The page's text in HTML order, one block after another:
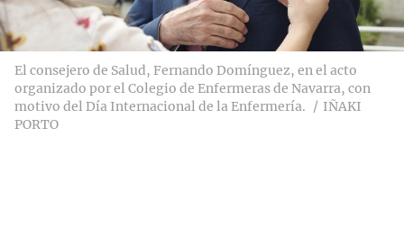
El consejero de Salud, Fernando Domínguez, en el acto
organizado por el Colegio de Enfermeras de Navarra, con
motivo del Día Internacional de la Enfermería.
IÑAKI
PORTO